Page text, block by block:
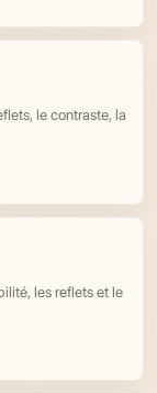
le contraste, la
les reflets et le